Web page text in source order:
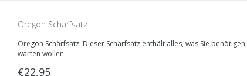
Oregon Scharfsatz
Oregon Schärfsatz. Dieser Schärfsatz enthält alles, was Sie
warten wollen.
€22,95